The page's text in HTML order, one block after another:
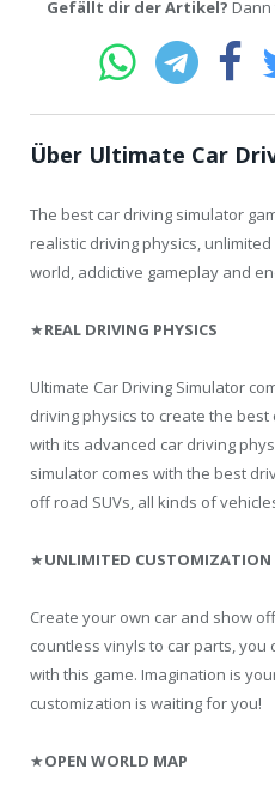
Gefällt dir der Artikel?
Über Ultimate Car
The best car driving simulator
realistic driving physics,
world, addictive gameplay and
★REAL DRIVING PHYSICS
Ultimate Car Driving Simulator
driving physics to create the
with its advanced car driving
simulator comes with the best
off road SUVs, all kinds of
★UNLIMITED CUSTOMIZATION
Create your own car and show
countless vinyls to car parts,
with this game. Imagination is
customization is waiting for you!
★OPEN WORLD MAP